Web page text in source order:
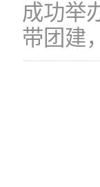
成功举
带团建